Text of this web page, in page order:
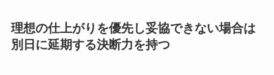
理想の仕上がりを優先し妥協できない場合は
別日に延期する決断力を持つ